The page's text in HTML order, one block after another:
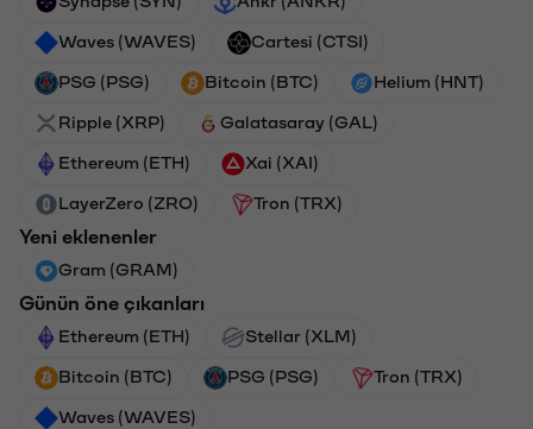
Waves (WAVES) Cartesi (CTSI)
PSG (PSG) Bitcoin (BTC) Helium (HNT)
Ripple (XRP) Galatasaray (GAL)
Ethereum (ETH) Xai (XAI)
LayerZero (ZRO) Tron (TRX)
Yeni eklenenler
Gram (GRAM)
Günün öne çıkanları
Ethereum (ETH) Stellar (XLM)
Bitcoin (BTC) PSG (PSG) Tron (TRX)
Waves (WAVES)